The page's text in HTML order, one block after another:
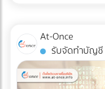
ส่วนอิเล็กทรอนิกส์ขนา
ออฟฟิศขนาดเล็ก, หรือ
แคบ 2. รถบรรทุก 6 ล้อ (ตู้ทึบ / คอก) รถระดับกลางที่เป็น "เดอะ
แบก" ของธุรกิจ SME
ของคุณทุกเดือน บทควา
สินค้า 3 สไตล์ที่ได้รับค
ตัดสินใจได้ว่า... รูปแบบ
และเหมาะกับธุรกิจของคุณที่สุด! ทำไมการออก
At-Once
รับจัดทำบัญชี